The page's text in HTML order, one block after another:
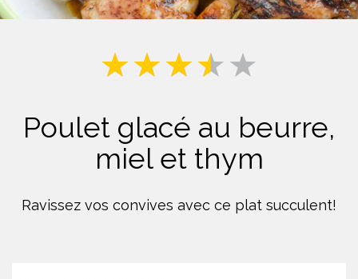
Poulet glacé au beurre,
miel et thym
Ravissez vos convives avec ce plat succulent!